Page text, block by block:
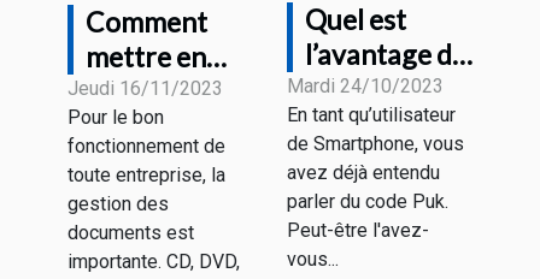
Comment
mettre en
place un
meilleur
système
d'archivage
électronique ?
Jeudi 16/11/2023
Pour le bon
fonctionnement de
toute entreprise, la
gestion des
documents est
importante. CD, DVD,
Quel est
l’avantage du
code Puk et
où le trouver
?
Mardi 24/10/2023
En tant qu’utilisateur
de Smartphone, vous
avez déjà entendu
parler du code Puk.
Peut-être l'avez-
vous...